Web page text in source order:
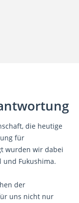
die heutige
für
wurden wir dabei
und Fukushima.
der
uns nicht nur